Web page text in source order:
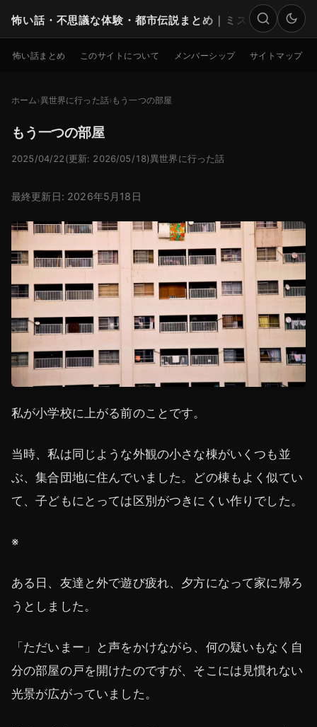
怖い話・不思議な体験・都市伝説まとめ｜ミステリー
検索
怖い話まとめ このサイトについて メンバーシップ サイトマップ
ホーム 異世界に行った話 もう一つの部屋
もう一つの部屋
2025/04/22 (更新: 2026/05/18)異世界に行った話
最終更新日: 2026年5月18日
私が小学校に上がる前のことです。
当時、私は同じような外観の小さな棟がいくつも並
ぶ、集合団地に住んでいました。どの棟もよく似てい
て、子どもにとっては区別がつきにくい作りでした。
※
ある日、友達と外で遊び疲れ、夕方になって家に帰ろ
うとしました。
「ただいまー」と声をかけながら、何の疑いもなく自
分の部屋の戸を開けたのですが、そこには見慣れない
光景が広がっていました。